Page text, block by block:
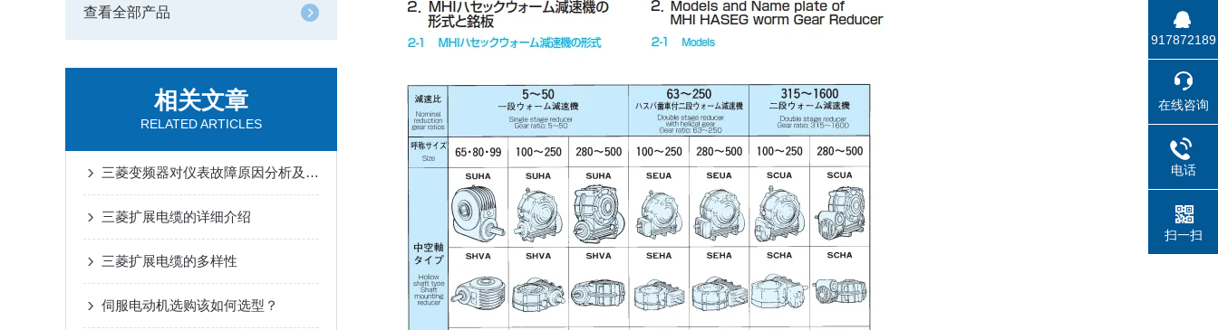
查看全部产品
相关文章
RELATED ARTICLES
三菱变频器对仪表故障原因分析及解决措施
三菱扩展电缆的详细介绍
三菱扩展电缆的多样性
伺服电动机选购该如何选型？
917872189
在线咨询
电话
扫一扫